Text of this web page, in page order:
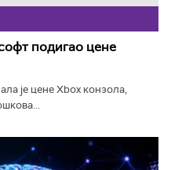
подигао цене
је цене Xbox конзола,